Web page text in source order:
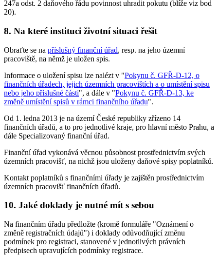
247a odst. 2 daňového řádu povinnost uhradit pokutu (blíže viz bod
20).
8. Na které instituci životní situaci řešit
Obraťte se na příslušný finanční úřad, resp. na jeho územní
pracoviště, na němž je uložen spis.
Informace o uložení spisu lze nalézt v "Pokynu č. GFŘ-D-12, o
finančních úřadech, jejich územních pracovištích a o umístění spisu
nebo jeho příslušné části", a dále v "Pokynu č. GFŘ-D-13, ke
změně umístění spisů v rámci finančního úřadu".
Od 1. ledna 2013 je na území České republiky zřízeno 14
finančních úřadů, a to pro jednotlivé kraje, pro hlavní město Prahu, a
dále Specializovaný finanční úřad.
Finanční úřad vykonává věcnou působnost prostřednictvím svých
územních pracovišť, na nichž jsou uloženy daňové spisy poplatníků.
Kontakt poplatníků s finančními úřady je zajištěn prostřednictvím
územních pracovišť finančních úřadů.
10. Jaké doklady je nutné mít s sebou
Na finančním úřadu předložte (kromě formuláře "Oznámení o
změně registračních údajů") i doklady odůvodňující změnu
podmínek pro registraci, stanovené v jednotlivých právních
předpisech upravujících podmínky registrace.